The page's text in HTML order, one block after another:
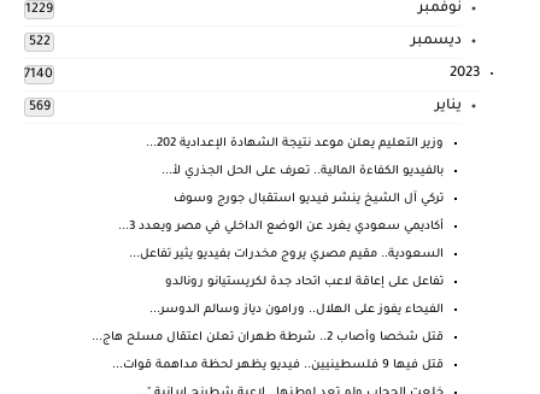
نوفمبر 1229
ديسمبر 522
2023
7140
يناير 569
وزير التعليم يعلن موعد نتيجة الشهادة الإعدادية 202...
بالفيديو الكفاءة المالية.. تعرف على الحل الجذري لأ...
تركي آل الشيخ ينشر فيديو استقبال جورج وسوف
أكاديمي سعودي يغرد عن الوضع الداخلي في مصر ويعدد 3...
السعودية.. مقيم مصري يروج مخدرات بفيديو يثير تفاعل...
تفاعل على إعاقة لاعب اتحاد جدة لكريستيانو رونالدو
الفيحاء يفوز على الهلال.. ورامون دياز وسالم الدوسر...
قتل شخصا وأصاب 2.. شرطة طهران تعلن اعتقال مسلح هاج...
قتل فيها 9 فلسطينيين.. فيديو يظهر لحظة مداهمة قوات...